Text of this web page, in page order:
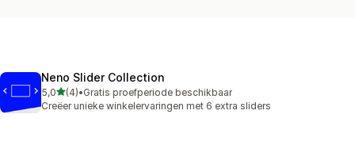
Neno Slider Collection
5,0van 5 sterren
(4)
4 recensies in totaal
•Gratis proefperiode beschikbaar
Creëer unieke winkelervaringen met 6 extra sliders